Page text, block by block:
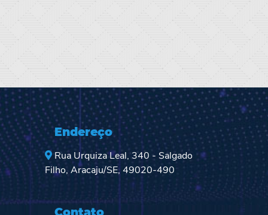
Endereço
Rua Urquiza Leal, 340 - Salgado
Filho, Aracaju/SE, 49020-490
Contato